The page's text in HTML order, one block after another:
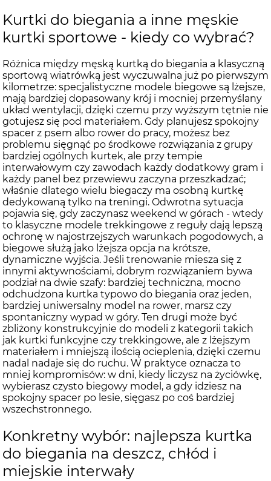
Kurtki do biegania a inne męskie
kurtki sportowe - kiedy co wybrać?
Różnica między męską kurtką do biegania a klasyczną
sportową wiatrówką jest wyczuwalna już po pierwszym
kilometrze: specjalistyczne modele biegowe są lżejsze,
mają bardziej dopasowany krój i mocniej przemyślany
układ wentylacji, dzięki czemu przy wyższym tętnie nie
gotujesz się pod materiałem. Gdy planujesz spokojny
spacer z psem albo rower do pracy, możesz bez
problemu sięgnąć po środkowe rozwiązania z grupy
bardziej ogólnych kurtek, ale przy tempie
interwałowym czy zawodach każdy dodatkowy gram i
każdy panel bez przewiewu zaczyna przeszkadzać;
właśnie dlatego wielu biegaczy ma osobną kurtkę
dedykowaną tylko na treningi. Odwrotna sytuacja
pojawia się, gdy zaczynasz weekend w górach - wtedy
to klasyczne modele trekkingowe z reguły dają lepszą
ochronę w najostrzejszych warunkach pogodowych, a
biegowe służą jako lżejsza opcja na krótsze,
dynamiczne wyjścia. Jeśli trenowanie miesza się z
innymi aktywnościami, dobrym rozwiązaniem bywa
podział na dwie szafy: bardziej techniczna, mocno
odchudzona kurtka typowo do biegania oraz jeden,
bardziej uniwersalny model na rower, marsz czy
spontaniczny wypad w góry. Ten drugi może być
zbliżony konstrukcyjnie do modeli z kategorii takich
jak kurtki funkcyjne czy trekkingowe, ale z lżejszym
materiałem i mniejszą ilością ocieplenia, dzięki czemu
nadal nadaje się do ruchu. W praktyce oznacza to
mniej kompromisów: w dni, kiedy liczysz na życiówkę,
wybierasz czysto biegowy model, a gdy idziesz na
spokojny spacer po lesie, sięgasz po coś bardziej
wszechstronnego.
Konkretny wybór: najlepsza kurtka
do biegania na deszcz, chłód i
miejskie interwały